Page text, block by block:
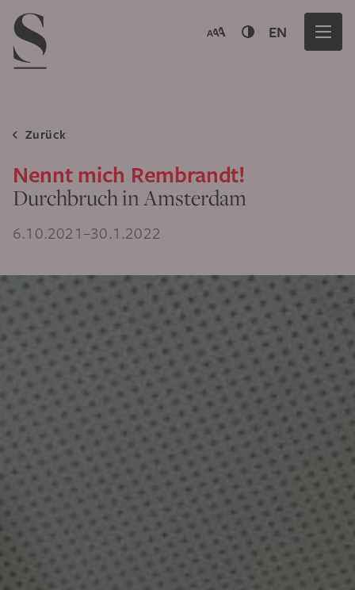
Navigation menu
EN
Zurück
Nennt mich Rembrandt!
Durchbruch in Amsterdam
6.10.2021–30.1.2022